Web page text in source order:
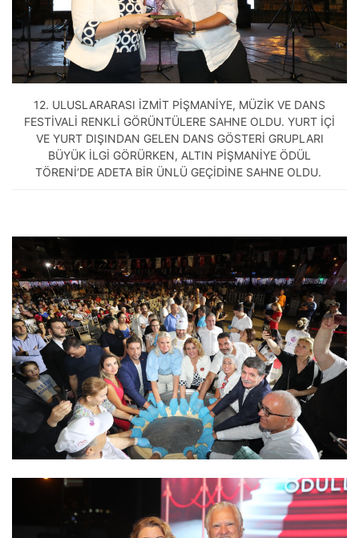
12. ULUSLARARASI İZMİT PİŞMANİYE, MÜZİK VE DANS
FESTİVALİ RENKLİ GÖRÜNTÜLERE SAHNE OLDU. YURT İÇİ
VE YURT DIŞINDAN GELEN DANS GÖSTERİ GRUPLARI
BÜYÜK İLGİ GÖRÜRKEN, ALTIN PİŞMANİYE ÖDÜL
TÖRENİ’DE ADETA BİR ÜNLÜ GEÇİDİNE SAHNE OLDU.